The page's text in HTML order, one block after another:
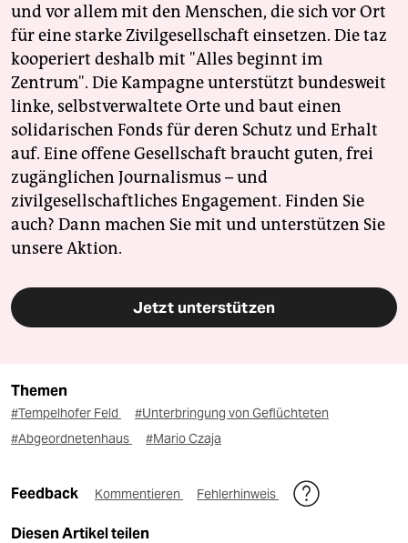
und vor allem mit den Menschen, die sich vor Ort
für eine starke Zivilgesellschaft einsetzen. Die taz
kooperiert deshalb mit "Alles beginnt im
Zentrum". Die Kampagne unterstützt bundesweit
linke, selbstverwaltete Orte und baut einen
solidarischen Fonds für deren Schutz und Erhalt
auf. Eine offene Gesellschaft braucht guten, frei
zugänglichen Journalismus – und
zivilgesellschaftliches Engagement. Finden Sie
auch? Dann machen Sie mit und unterstützen Sie
unsere Aktion.
Jetzt unterstützen
Themen
#Tempelhofer Feld
#Unterbringung von Geflüchteten
#Abgeordnetenhaus
#Mario Czaja
Feedback Kommentieren Fehlerhinweis
Diesen Artikel teilen